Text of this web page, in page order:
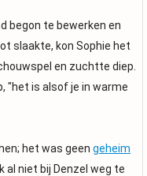
begon te bewerken en
slaakte, kon Sophie het
en zuchtte diep.
"het is alsof je in warme
het was geen geheim
al niet bij Denzel weg te